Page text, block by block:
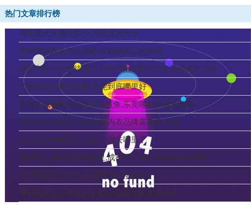
热门文章排行榜
河南发大水损失多少,河南这次大水
郑州双减政策怎么落地,双减政策正式落地
信阳市区文化馆待遇怎么样,河南信阳市公务员待遇怎么样
广东东莞在哪里地图,东莞到底哪里好
东莞东城哪里可以学做水煮鱼,东莞哪家水煮鱼好吃
茂名内衣加盟多少钱,加盟内衣品牌需要多少钱
宋允孚深圳哪里人,深圳人都去哪里了
成都比上海的差距在哪里,成都跟上海之间的差距在哪里
遂宁哪里可以学游泳,哪里可以学游泳
深圳市新区在哪里,深圳坪山新区的未来在哪里